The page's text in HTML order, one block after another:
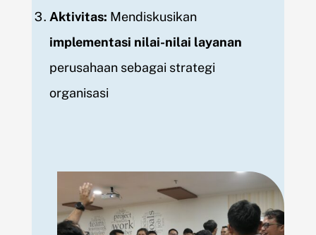
Aktivitas: Mendiskusikan
implementasi nilai-nilai layanan
perusahaan sebagai strategi
organisasi